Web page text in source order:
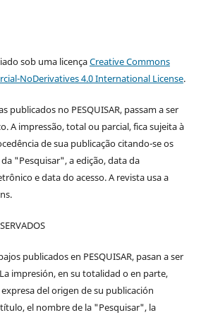
sob uma licençaCreative Commons
NoDerivatives 4.0 International License.
publicados no PESQUISAR, passam a ser
A impressão, total ou parcial, fica sujeita à
de sua publicação citando-se os
"Pesquisar", a edição, data da
e data do acesso. A revista usa a
publicados en PESQUISAR, pasan a ser
impresión, en su totalidad o en parte,
del origen de su publicación
el nombre de la "Pesquisar", la